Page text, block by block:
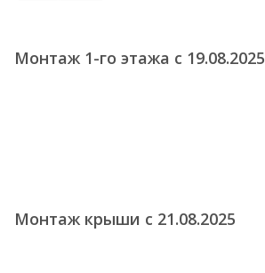
Монтаж 1-го этажа с 19.08.2025
Монтаж крыши с 21.08.2025